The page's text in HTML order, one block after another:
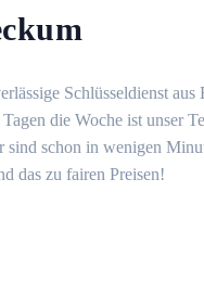
Schlüsseldienst
die Woche ist unser
sind schon in wenigen
das zu fairen Preisen!